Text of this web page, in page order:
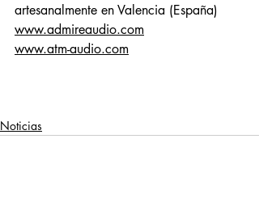
artesanalmente en Valencia (España)
www.admireaudio.com
www.atm-audio.com
Noticias